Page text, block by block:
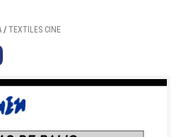
/ TEXTILES CINE